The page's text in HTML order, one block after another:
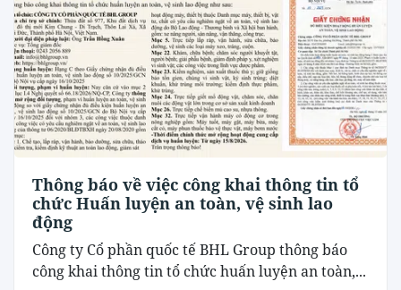
Thông báo về việc công khai thông tin tổ
chức Huấn luyện an toàn, vệ sinh lao
động
Công ty Cổ phần quốc tế BHL Group thông báo
công khai thông tin tổ chức huấn luyện an toàn,...